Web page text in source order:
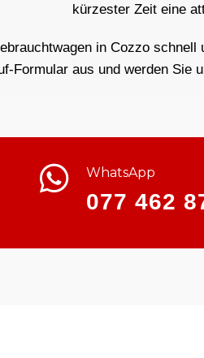
kürzester Zeit eine
in Cozzo
Formular aus und werden Sie
WhatsApp
077 462